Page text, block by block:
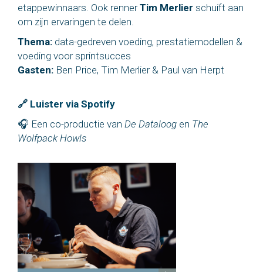
etappewinnaars. Ook rennerTim Merlier schuift aan
om zijn ervaringen te delen.
Thema: data-gedreven voeding, prestatiemodellen &
voeding voor sprintsucces
Gasten: Ben Price, Tim Merlier & Paul van Herpt
🔗 Luister via Spotify
🎧 Een co-productie van De Dataloog en The
Wolfpack Howls